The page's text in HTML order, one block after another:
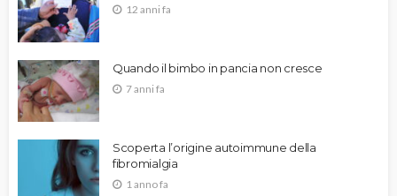
12 anni fa
Quando il bimbo in pancia non cresce
7 anni fa
Scoperta l’origine autoimmune della
fibromialgia
1 anno fa